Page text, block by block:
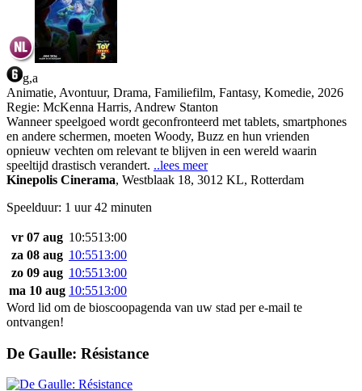
g,a
Animatie, Avontuur, Drama, Familiefilm, Fantasy, Komedie, 2026
Regie: McKenna Harris, Andrew Stanton
Wanneer speelgoed wordt geconfronteerd met tablets, smartphones
en andere schermen, moeten Woody, Buzz en hun vrienden
opnieuw vechten om relevant te blijven in een wereld waarin
speeltijd drastisch verandert. ..lees meer
Kinepolis Cinerama, Westblaak 18, 3012 KL, Rotterdam
Speelduur: 1 uur 42 minuten
vr 07 aug 10:5513:00
za 08 aug 10:5513:00
zo 09 aug 10:5513:00
ma 10 aug 10:5513:00
Word lid om de bioscoopagenda van uw stad per e-mail te
ontvangen!
De Gaulle: Résistance